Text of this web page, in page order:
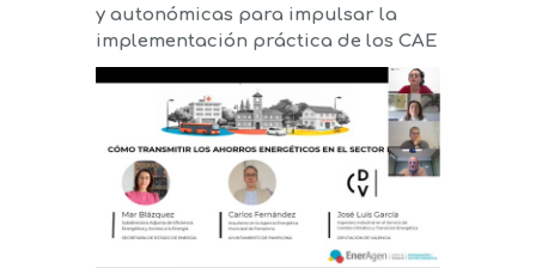
y autonómicas para impulsar la
implementación práctica de los CAE